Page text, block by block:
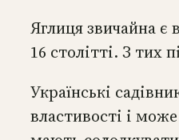
Яглиця звичайна є
16 столітті. З тих
Українські
властивості і